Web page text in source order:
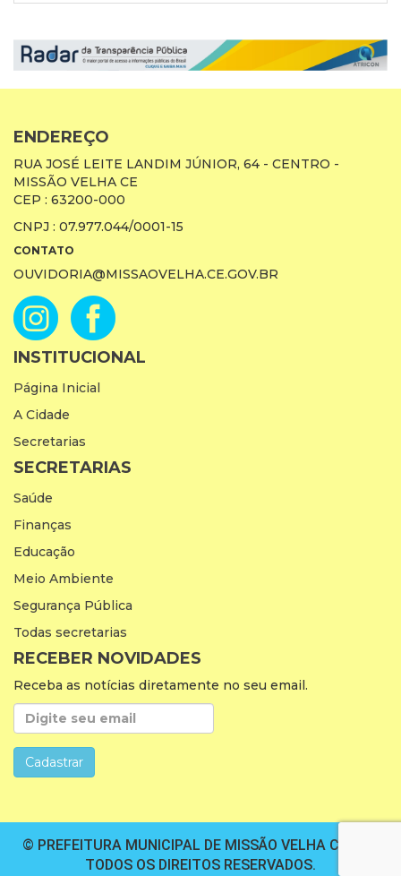
ENDEREÇO
RUA JOSÉ LEITE LANDIM JÚNIOR, 64 - CENTRO -
MISSÃO VELHA CE
CEP : 63200-000
CNPJ : 07.977.044/0001-15
CONTATO
OUVIDORIA@MISSAOVELHA.CE.GOV.BR
INSTITUCIONAL
Página Inicial
A Cidade
Secretarias
SECRETARIAS
Saúde
Finanças
Educação
Meio Ambiente
Segurança Pública
Todas secretarias
RECEBER NOVIDADES
Receba as notícias diretamente no seu email.
© PREFEITURA MUNICIPAL DE MISSÃO VELHA CEARÁ.
TODOS OS DIREITOS RESERVADOS.